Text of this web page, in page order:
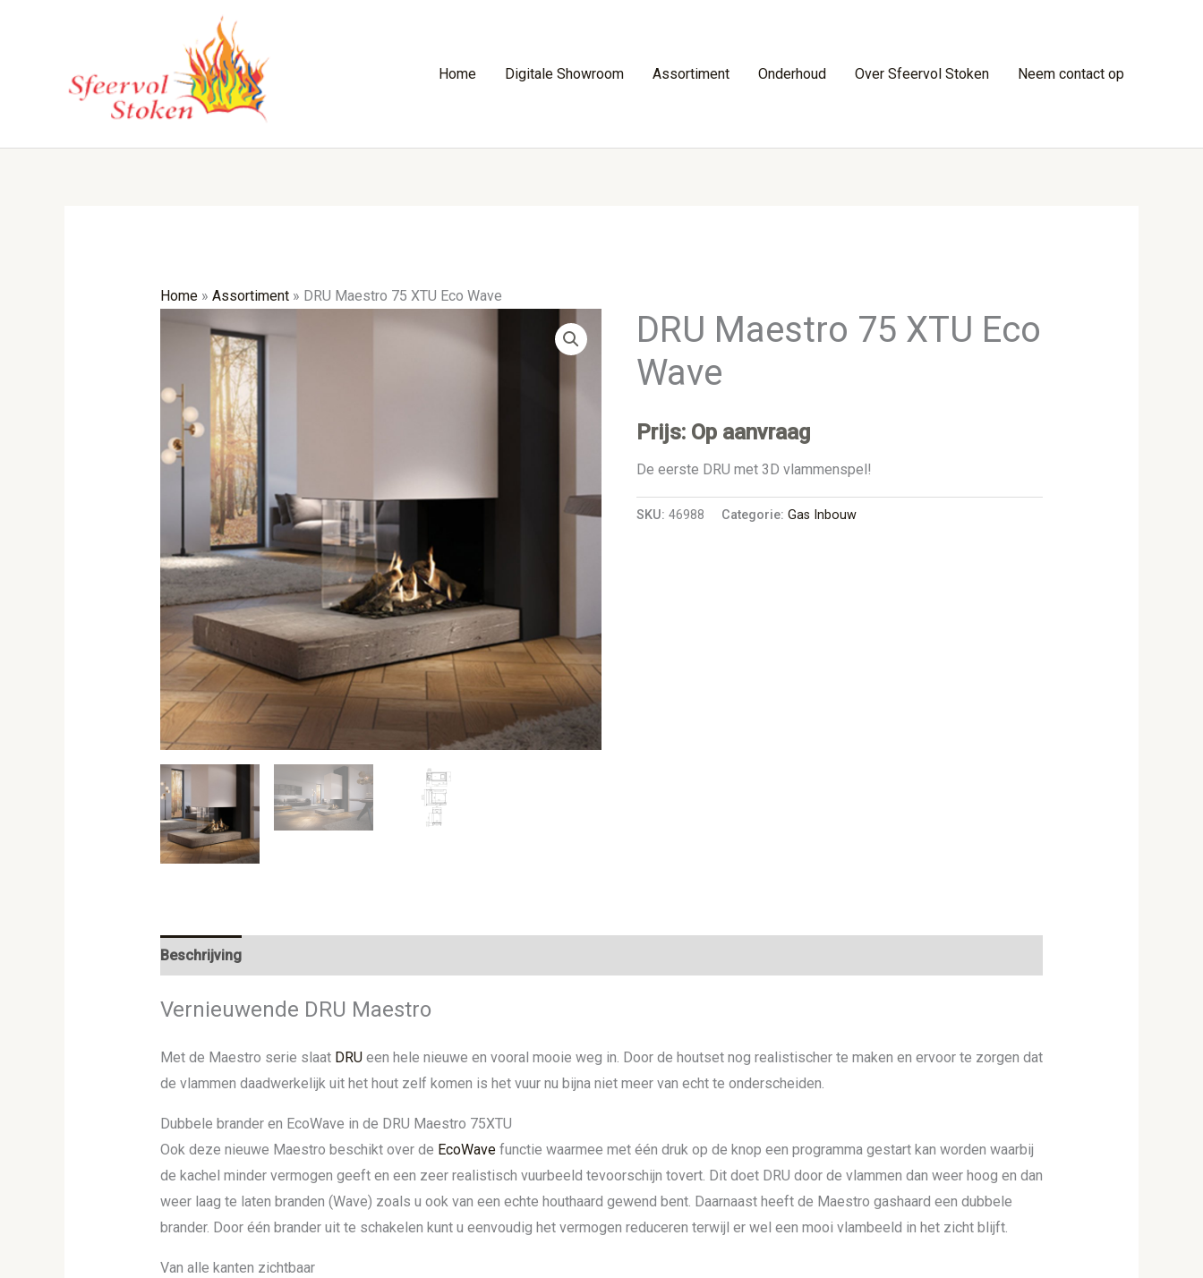
Home Digitale Showroom Assortiment Onderhoud Over Sfeervol Stoken Neem contact op
Home» Assortiment» DRU Maestro 75 XTU Eco Wave
DRU Maestro 75 XTU Eco
Wave
Prijs: Op aanvraag
De eerste DRU met 3D vlammenspel!
SKU:46988 Categorie:Gas Inbouw
Beschrijving
Vernieuwende DRU Maestro
Met de Maestro serie slaat DRUeen hele nieuwe en vooral mooie weg in. Door de houtset nog realistischer te maken en ervoor te zorgen dat
de vlammen daadwerkelijk uit het hout zelf komen is het vuur nu bijna niet meer van echt te onderscheiden.
Dubbele brander en EcoWave in de DRU Maestro 75XTU
Ook deze nieuwe Maestro beschikt over de EcoWavefunctie waarmee met één druk op de knop een programma gestart kan worden waarbij
de kachel minder vermogen geeft en een zeer realistisch vuurbeeld tevoorschijn tovert. Dit doet DRU door de vlammen dan weer hoog en dan
weer laag te laten branden (Wave) zoals u ook van een echte houthaard gewend bent. Daarnaast heeft de Maestro gashaard een dubbele
brander. Door één brander uit te schakelen kunt u eenvoudig het vermogen reduceren terwijl er wel een mooi vlambeeld in het zicht blijft.
Van alle kanten zichtbaar